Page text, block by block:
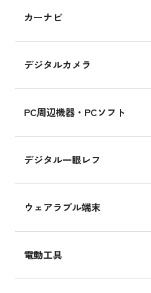
カーナビ
デジタルカメラ
PC周辺機器・PCソフト
デジタル一眼レフ
ウェアラブル端末
電動工具
MK2K3J/Aの新品買取